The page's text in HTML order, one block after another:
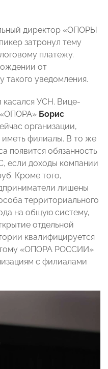
директор «ОПОРЫ
затронул тему
платежу.
от
такого уведомления.
касался УСН. Вице-
«ОПОРА» Борис
организации,
филиалы. В то же
появится обязанность
если доходы компании
Кроме того,
лишены
территориального
на общую систему,
отдельной
квалифицируется
«ОПОРА РОССИИ»
с филиалами